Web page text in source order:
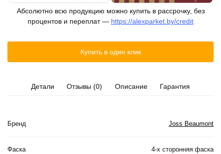
Абсолютно всю продукцию можно купить в рассрочку, без
процентов и переплат — https://alexparket.by/credit
Купить в один клик
Детали Отзывы (0) Описание Гарантия
Бренд Joss Beaumont
Фаска 4-х сторонняя фаска